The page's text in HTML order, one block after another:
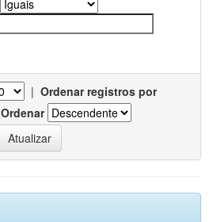
| Ordenar registros por
Ordenar